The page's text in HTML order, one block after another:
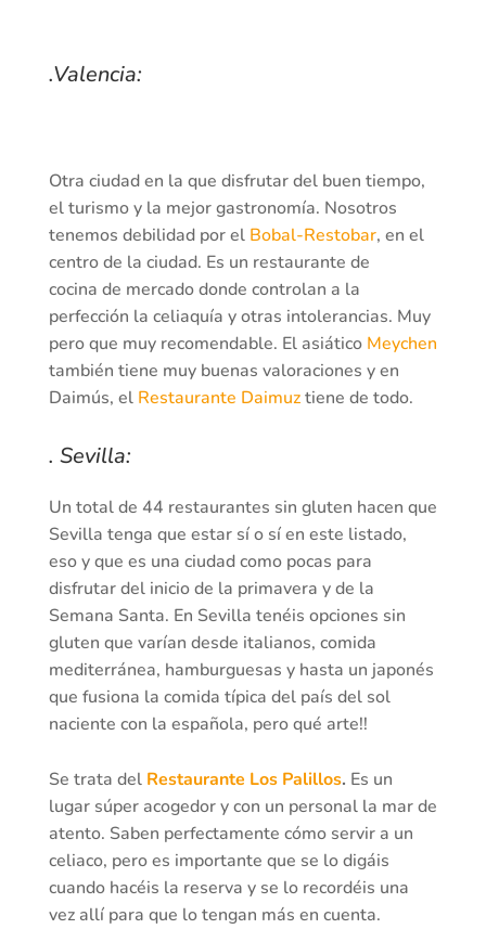
.Valencia:
Otra ciudad en la que disfrutar del buen tiempo,
el turismo y la mejor gastronomía. Nosotros
tenemos debilidad por el Bobal-Restobar, en el
centro de la ciudad. Es un restaurante de
cocina de mercado donde controlan a la
perfección la celiaquía y otras intolerancias. Muy
pero que muy recomendable. El asiático Meychen
también tiene muy buenas valoraciones y en
Daimús, el Restaurante Daimuztiene de todo.
. Sevilla:
Un total de 44 restaurantes sin gluten hacen que
Sevilla tenga que estar sí o sí en este listado,
eso y que es una ciudad como pocas para
disfrutar del inicio de la primavera y de la
Semana Santa. En Sevilla tenéis opciones sin
gluten que varían desde italianos, comida
mediterránea, hamburguesas y hasta un japonés
que fusiona la comida típica del país del sol
naciente con la española, pero qué arte!!
Se trata del Restaurante Los Palillos. Es un
lugar súper acogedor y con un personal la mar de
atento. Saben perfectamente cómo servir a un
celiaco, pero es importante que se lo digáis
cuando hacéis la reserva y se lo recordéis una
vez allí para que lo tengan más en cuenta.